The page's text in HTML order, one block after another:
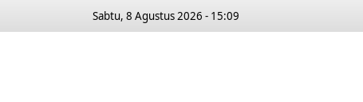
Sabtu, 8 Agustus 2026 - 15:09